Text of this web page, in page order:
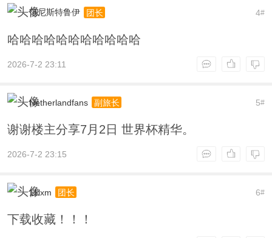
4#
范尼斯特鲁伊 团长
哈哈哈哈哈哈哈哈哈哈哈
2026-7-2 23:11
5#
Netherlandfans 副旅长
谢谢楼主分享7月2日 世界杯精华。
2026-7-2 23:15
6#
11lxm 团长
下载收藏！！！